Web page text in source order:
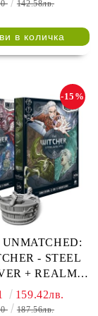
142.58лв.
- STEEL
+ REALMS
С ПОДАРЪК
НА ГЕРАЛТ
-15%
159.42лв.
187.56лв.